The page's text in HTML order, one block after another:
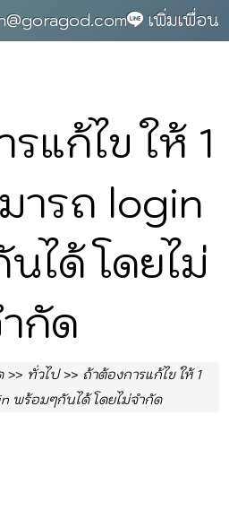
เพิ่มเพื่อน
แก้ไข ให้ 1
ารถ login
ได้ โดยไม่
กัด
ทั่วไป
ถ้าต้องการแก้ไข ให้ 1
พร้อมๆกันได้ โดยไม่จำกัด